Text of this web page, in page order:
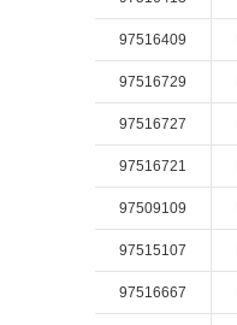
97516409
97516729
97516727
97516721
97509109
97515107
97516667